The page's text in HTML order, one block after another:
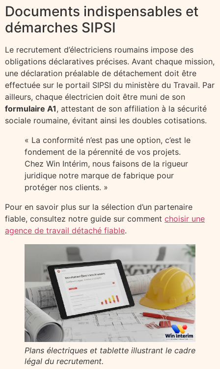
Documents indispensables et
démarches SIPSI
Le recrutement d’électriciens roumains impose des
obligations déclaratives précises. Avant chaque mission,
une déclaration préalable de détachement doit être
effectuée sur le portail SIPSI du ministère du Travail. Par
ailleurs, chaque électricien doit être muni de son
formulaire A1, attestant de son affiliation à la sécurité
sociale roumaine, évitant ainsi les doubles cotisations.
« La conformité n’est pas une option, c’est le
fondement de la pérennité de vos projets.
Chez Win Intérim, nous faisons de la rigueur
juridique notre marque de fabrique pour
protéger nos clients. »
Pour en savoir plus sur la sélection d’un partenaire
fiable, consultez notre guide sur comment choisir une
agence de travail détaché fiable.
Plans électriques et tablette illustrant le cadre
légal du recrutement.